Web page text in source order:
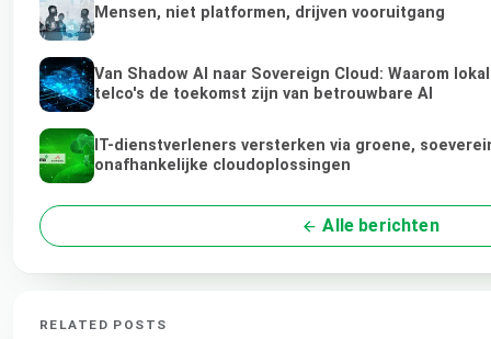
Mensen, niet platformen, drijven vooruitgang
Van Shadow AI naar Sovereign Cloud: Waarom
telco's de toekomst zijn van betrouwbare AI
IT-dienstverleners versterken via groene,
onafhankelijke cloudoplossingen
Alle berichten
RELATED POSTS